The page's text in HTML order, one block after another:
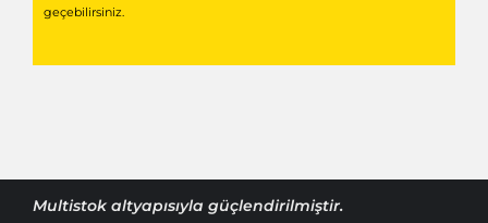
geçebilirsiniz.
Multistok altyapısıyla güçlendirilmiştir.